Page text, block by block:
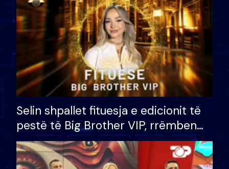
Selin shpallet fituesja e edicionit të
pestë të Big Brother VIP, rrëmben
çmimin e madh prej 100 mijë eurosh